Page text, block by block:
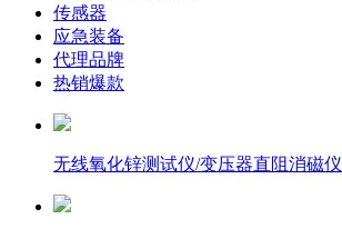
传感器
应急装备
代理品牌
热销爆款
无线氧化锌测试仪/变压器直阻消磁仪